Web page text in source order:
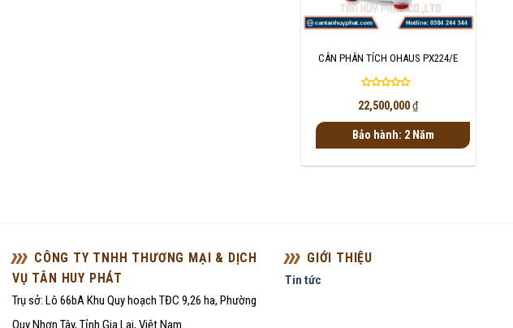
+
CÂN PHÂN TÍCH OHAUS PX224/E
Được
xếp
hạng
0
sao
22,500,000₫
Bảo hành: 2 Năm
CÔNG TY TNHH THƯƠNG MẠI & DỊCH
VỤ TÂN HUY PHÁT
Trụ sở: Lô 66bA Khu Quy hoạch TĐC 9,26 ha, Phường
Quy Nhơn Tây, Tỉnh Gia Lai, Việt Nam.
GIỚI THIỆU
Tin tức